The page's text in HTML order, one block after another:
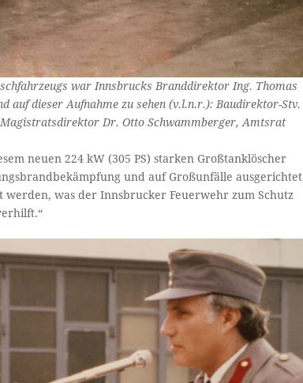
war Innsbrucks Branddirektor Ing. Thomas
auf dieser Aufnahme zu sehen (v.l.n.r.): Baudirektor-Stv.
Dr. Otto Schwammberger, Amtsrat
neuen 224 kW (305 PS) starken Großtanklöscher
und auf Großunfälle ausgerichtet
was der Innsbrucker Feuerwehr zum Schutz